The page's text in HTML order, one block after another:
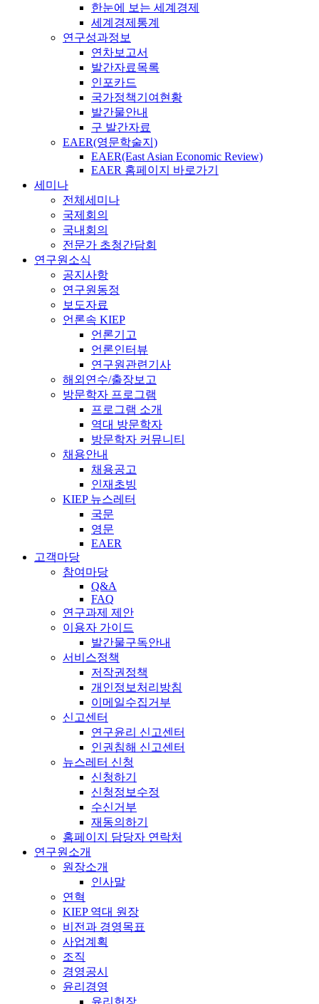
한눈에 보는 세계경제
세계경제통계
연구성과정보
연차보고서
발간자료목록
인포카드
국가정책기여현황
발간물안내
구 발간자료
EAER(영문학술지)
EAER(East Asian Economic Review)
EAER 홈페이지 바로가기
세미나
전체세미나
국제회의
국내회의
전문가 초청간담회
연구원소식
공지사항
연구원동정
보도자료
언론속 KIEP
언론기고
언론인터뷰
연구원관련기사
해외연수/출장보고
방문학자 프로그램
프로그램 소개
역대 방문학자
방문학자 커뮤니티
채용안내
채용공고
인재초빙
KIEP 뉴스레터
국문
영문
EAER
고객마당
참여마당
Q&A
FAQ
연구과제 제안
이용자 가이드
발간물구독안내
서비스정책
저작권정책
개인정보처리방침
이메일수집거부
신고센터
연구윤리 신고센터
인권침해 신고센터
뉴스레터 신청
신청하기
신청정보수정
수신거부
재동의하기
홈페이지 담당자 연락처
연구원소개
원장소개
인사말
연혁
KIEP 역대 원장
비전과 경영목표
사업계획
조직
경영공시
윤리경영
윤리헌장